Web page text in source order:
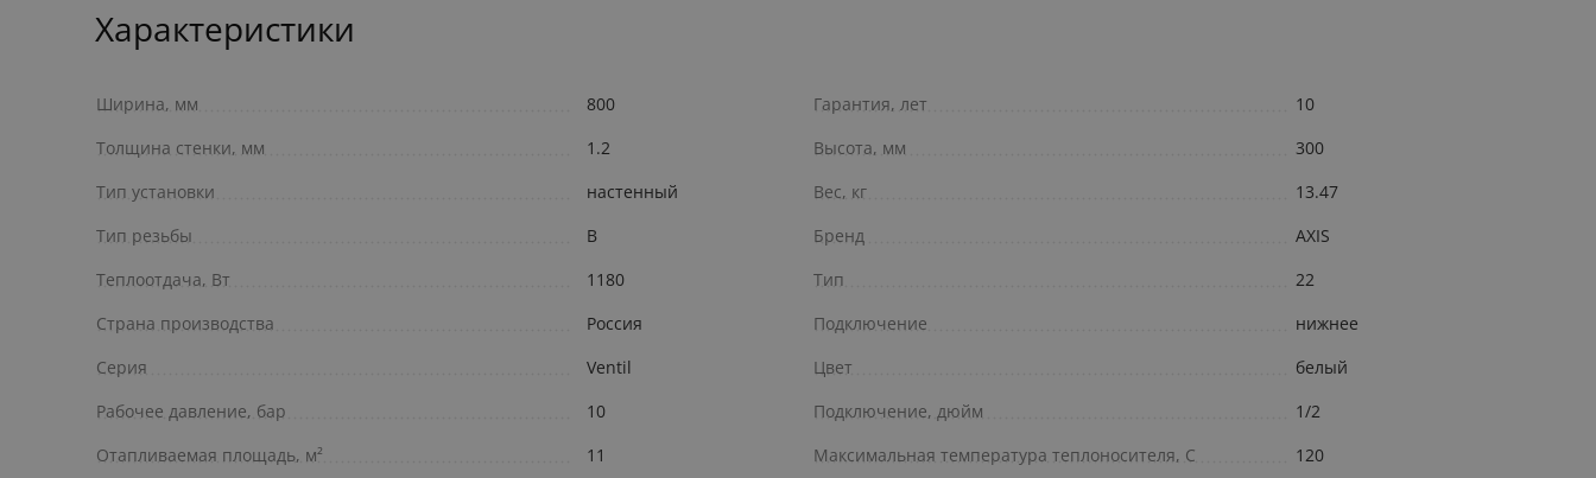
Характеристики
Ширина, мм
800
Толщина стенки, мм
1.2
Тип установки
настенный
Тип резьбы
В
Теплоотдача, Вт
1180
Страна производства
Россия
Серия
Ventil
Рабочее давление, бар
10
Отапливаемая площадь, м²
11
Гарантия, лет
10
Высота, мм
300
Вес, кг
13.47
Бренд
AXIS
Тип
22
Подключение
нижнее
Цвет
белый
Подключение, дюйм
1/2
Максимальная температура теплоносителя, С
120